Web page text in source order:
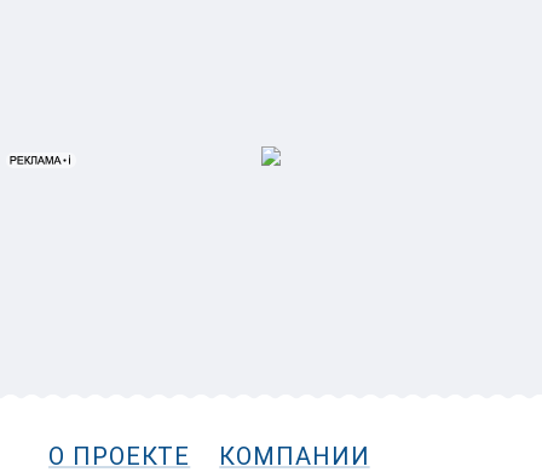
О ПРОЕКТЕ
КОМПАНИИ